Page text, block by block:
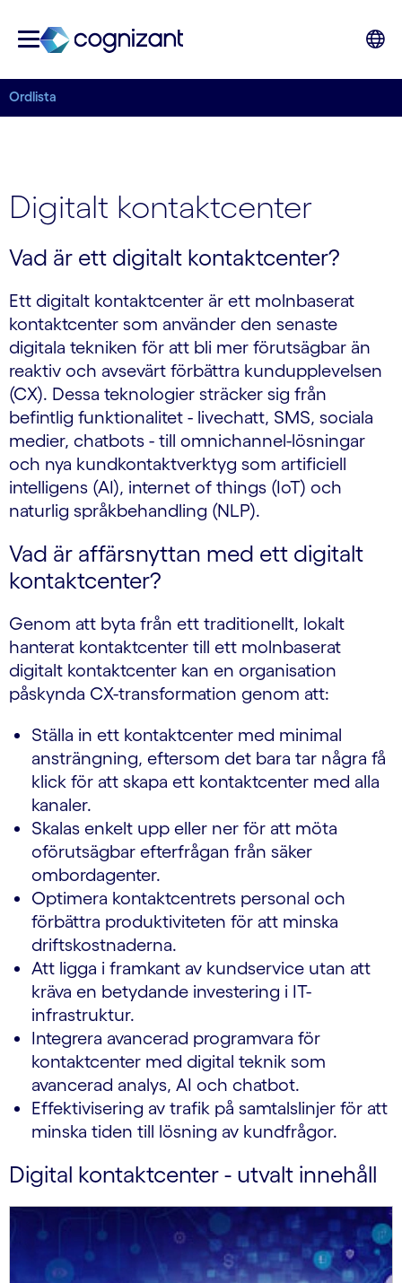
Ordlista
Digitalt kontaktcenter
Vad är ett digitalt kontaktcenter?
Ett digitalt kontaktcenter är ett molnbaserat
kontaktcenter som använder den senaste
digitala tekniken för att bli mer förutsägbar än
reaktiv och avsevärt förbättra kundupplevelsen
(CX). Dessa teknologier sträcker sig från
befintlig funktionalitet - livechatt, SMS, sociala
medier, chatbots - till omnichannel-lösningar
och nya kundkontaktverktyg som artificiell
intelligens (AI), internet of things (IoT) och
naturlig språkbehandling (NLP).
Vad är affärsnyttan med ett digitalt
kontaktcenter?
Genom att byta från ett traditionellt, lokalt
hanterat kontaktcenter till ett molnbaserat
digitalt kontaktcenter kan en organisation
påskynda CX-transformation genom att:
Ställa in ett kontaktcenter med minimal
ansträngning, eftersom det bara tar några få
klick för att skapa ett kontaktcenter med alla
kanaler.
Skalas enkelt upp eller ner för att möta
oförutsägbar efterfrågan från säker
ombordagenter.
Optimera kontaktcentrets personal och
förbättra produktiviteten för att minska
driftskostnaderna.
Att ligga i framkant av kundservice utan att
kräva en betydande investering i IT-
infrastruktur.
Integrera avancerad programvara för
kontaktcenter med digital teknik som
avancerad analys, AI och chatbot.
Effektivisering av trafik på samtalslinjer för att
minska tiden till lösning av kundfrågor.
Digital kontaktcenter - utvalt innehåll